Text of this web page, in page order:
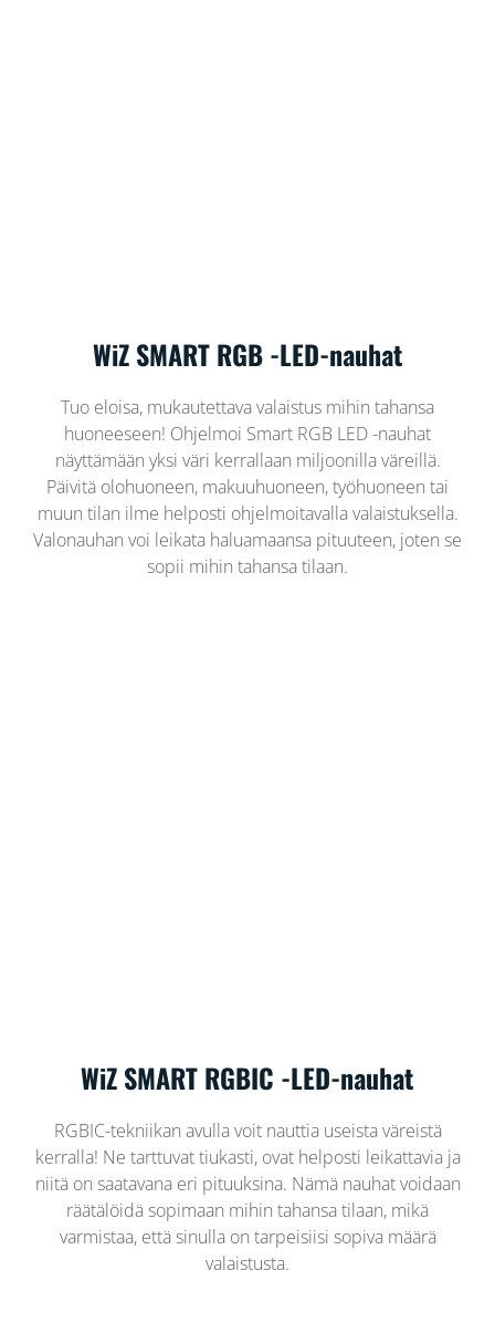
WiZ SMART RGB -LED-nauhat
Tuo eloisa, mukautettava valaistus mihin tahansa
huoneeseen! Ohjelmoi Smart RGB LED -nauhat
näyttämään yksi väri kerrallaan miljoonilla väreillä.
Päivitä olohuoneen, makuuhuoneen, työhuoneen tai
muun tilan ilme helposti ohjelmoitavalla valaistuksella.
Valonauhan voi leikata haluamaansa pituuteen, joten se
sopii mihin tahansa tilaan.
WiZ SMART RGBIC -LED-nauhat
RGBIC-tekniikan avulla voit nauttia useista väreistä
kerralla! Ne tarttuvat tiukasti, ovat helposti leikattavia ja
niitä on saatavana eri pituuksina. Nämä nauhat voidaan
räätälöidä sopimaan mihin tahansa tilaan, mikä
varmistaa, että sinulla on tarpeisiisi sopiva määrä
valaistusta.